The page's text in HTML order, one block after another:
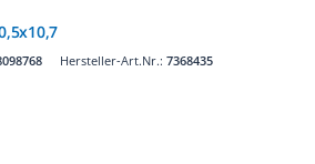
Hersteller-Art.Nr.: 7368435